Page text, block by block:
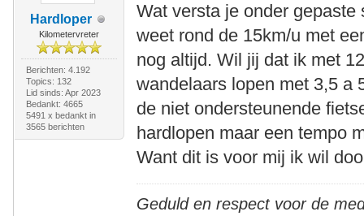
Hardloper
Kilometervreter
Berichten: 4.192
Topics: 132
Lid sinds: Apr 2023
Bedankt: 4665
5491 x bedankt in
3565 berichten
Wat versta je onder
weet rond de 15km/u met
nog altijd. Wil jij dat ik met
wandelaars lopen met 3,5 a
de niet ondersteunende
hardlopen maar een tempo
Want dit is voor mij ik wil
Geduld en respect voor de